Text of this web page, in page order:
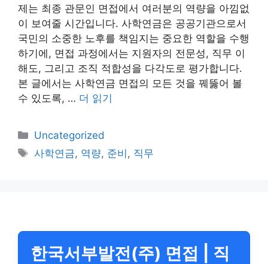
제는 최종 관문인 면접에서 여러분의 역량을 아낌없
이 보여줄 시간입니다. 사학연금은 공공기관으로서
국민의 소중한 노후를 책임지는 중요한 역할을 수행
하기에, 면접 과정에서는 지원자의 전문성, 직무 이
해도, 그리고 조직 적합성을 다각도로 평가합니다.
본 글에서는 사학연금 면접의 모든 것을 꿰뚫어 볼
수 있도록, … 더 읽기
카
테
고
Uncategorized
태
사학연금, 역량, 준비 , 직무
한국서부발전(주) 면접 | 직